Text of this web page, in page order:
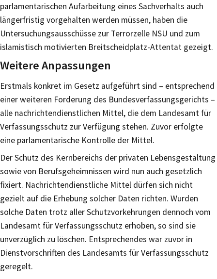
parlamentarischen Aufarbeitung eines Sachverhalts auch
längerfristig vorgehalten werden müssen, haben die
Untersuchungsausschüsse zur Terrorzelle NSU und zum
islamistisch motivierten Breitscheidplatz-Attentat gezeigt.
Weitere Anpassungen
Erstmals konkret im Gesetz aufgeführt sind – entsprechend
einer weiteren Forderung des Bundesverfassungsgerichts –
alle nachrichtendienstlichen Mittel, die dem Landesamt für
Verfassungsschutz zur Verfügung stehen. Zuvor erfolgte
eine parlamentarische Kontrolle der Mittel.
Der Schutz des Kernbereichs der privaten Lebensgestaltung
sowie von Berufsgeheimnissen wird nun auch gesetzlich
fixiert. Nachrichtendienstliche Mittel dürfen sich nicht
gezielt auf die Erhebung solcher Daten richten. Wurden
solche Daten trotz aller Schutzvorkehrungen dennoch vom
Landesamt für Verfassungsschutz erhoben, so sind sie
unverzüglich zu löschen. Entsprechendes war zuvor in
Dienstvorschriften des Landesamts für Verfassungsschutz
geregelt.